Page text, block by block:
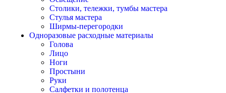
Столики, тележки, тумбы мастера
Стулья мастера
Ширмы-перегородки
Одноразовые расходные материалы
Голова
Лицо
Ноги
Простыни
Руки
Салфетки и полотенца